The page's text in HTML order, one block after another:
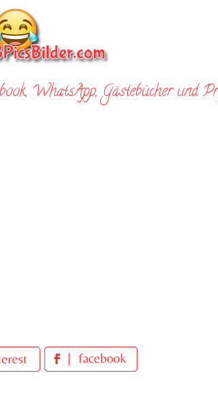
WhatsApp, Gästebücher und